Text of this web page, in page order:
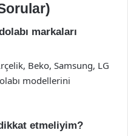
markaları
Beko, Samsung, LG
modellerini
etmeliyim?